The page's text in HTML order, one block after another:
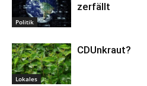
Politik
zerfällt
Lokales
CDUnkraut?